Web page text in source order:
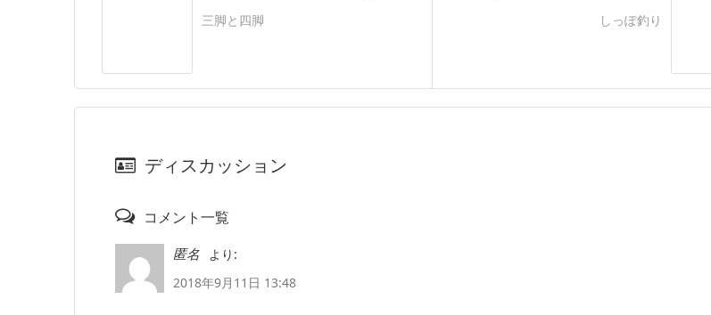
しっぽ釣り
三脚と四脚
ディスカッション
コメント一覧
匿名
より:
2018年9月11日 13:48